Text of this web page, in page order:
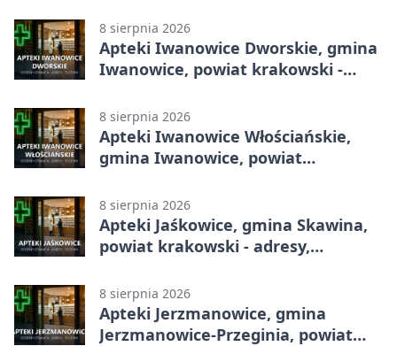
8 sierpnia 2026
Apteki Iwanowice Dworskie, gmina
Iwanowice, powiat krakowski -
8 sierpnia 2026
Apteki Iwanowice Włościańskie,
gmina Iwanowice, powiat
godziny otwarcia
8 sierpnia 2026
Apteki Jaśkowice, gmina Skawina,
powiat krakowski - adresy,
8 sierpnia 2026
Apteki Jerzmanowice, gmina
Jerzmanowice-Przeginia, powiat